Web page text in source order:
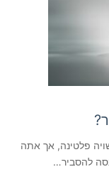
פלטינה, אך אתה
להסביר…